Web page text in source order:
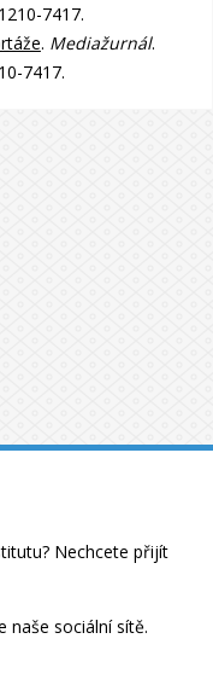
7417.
. Mediažurnál.
7417.
Nechcete přijít
naše sociální sítě.